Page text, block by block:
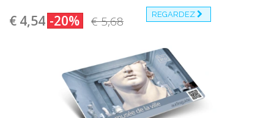
€ 4,54 -20% € 5,68 REGARDEZ